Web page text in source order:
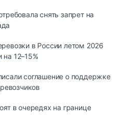
снять запрет на
в России летом 2026
12–15%
соглашение о поддержке
в очередях на границе